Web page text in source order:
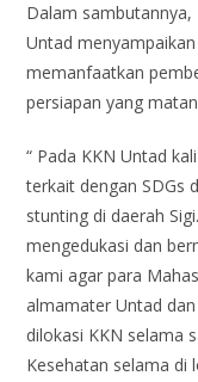
Dalam sambutannya,
Untad
memanfaatkan
persiapan yang
“ Pada KKN Untad
terkait dengan SDGs
stunting di daerah
mengedukasi dan
kami agar para
almamater Untad
dilokasi KKN selama
Kesehatan selama di